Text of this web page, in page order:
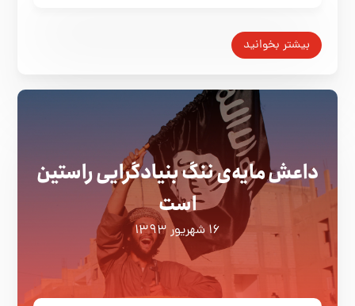
بیشتر بخوانید
داعش مایه‌ی ننگ بنیادگرایی راستین
است
۱۶ شهریور ۱۳۹۳